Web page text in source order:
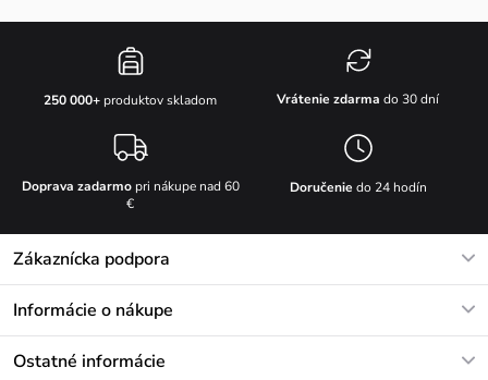
250 000+ produktov skladom Vrátenie zdarma do 30 dní
Doprava zadarmopri nákupe nad 60
€
Doručenie do 24 hodín
Zákaznícka podpora
info@vuch.sk
Informácie o nákupe
Ostatné informácie